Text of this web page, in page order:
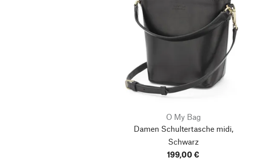
O My Bag
Damen Schultertasche midi,
Schwarz
199,00 €